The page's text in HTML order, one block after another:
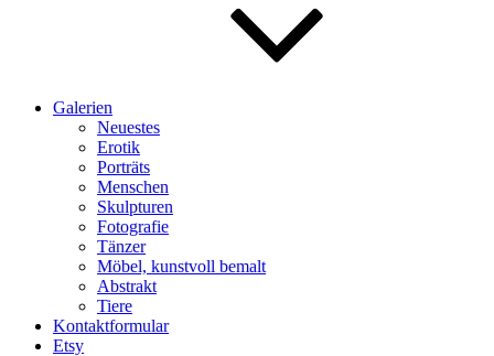
Galerien
Neuestes
Erotik
Porträts
Menschen
Skulpturen
Fotografie
Tänzer
Möbel, kunstvoll bemalt
Abstrakt
Tiere
Kontaktformular
Etsy